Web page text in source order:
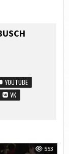
YOUTUBE
VK
553